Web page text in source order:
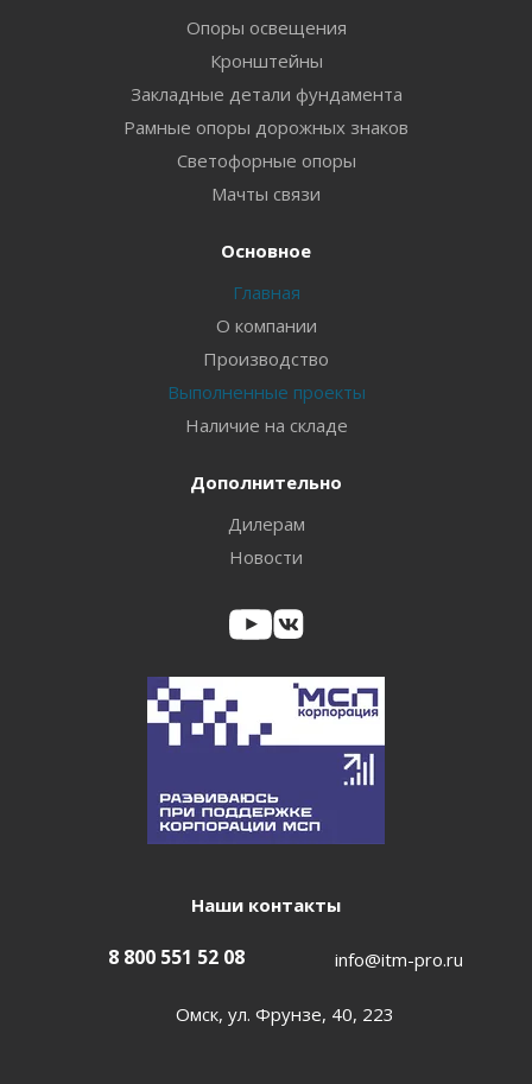
Опоры освещения
Кронштейны
Закладные детали фундамента
Рамные опоры дорожных знаков
Светофорные опоры
Мачты связи
Основное
Главная
О компании
Производство
Выполненные проекты
Наличие на складе
Дополнительно
Дилерам
Новости
Наши контакты
8 800 551 52 08 info@itm-pro.ru
Омск, ул. Фрунзе, 40, 223